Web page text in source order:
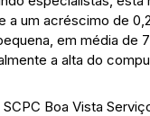
a um acréscimo de
em média de
a alta do
Boa Vista